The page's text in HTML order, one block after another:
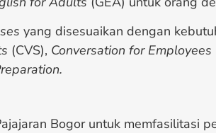
yang disesuaikan dengan
(CVS), Conversation for Employees
Bogor untuk memfasilitasi